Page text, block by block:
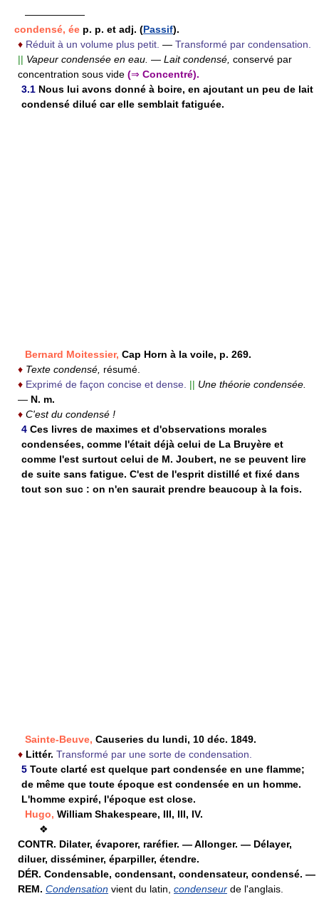
——————
condensé, ée p. p. et adj. (Passif).
♦ Réduit à un volume plus petit. — Transformé par condensation.
|| Vapeur condensée en eau. — Lait condensé, conservé par
concentration sous vide (⇒ Concentré).
3.1 Nous lui avons donné à boire, en ajoutant un peu de lait
condensé dilué car elle semblait fatiguée.
Bernard Moitessier, Cap Horn à la voile, p. 269.
♦ Texte condensé, résumé.
♦ Exprimé de façon concise et dense. || Une théorie condensée.
— N. m.
♦ C'est du condensé !
4 Ces livres de maximes et d'observations morales
condensées, comme l'était déjà celui de La Bruyère et
comme l'est surtout celui de M. Joubert, ne se peuvent lire
de suite sans fatigue. C'est de l'esprit distillé et fixé dans
tout son suc : on n'en saurait prendre beaucoup à la fois.
Sainte-Beuve, Causeries du lundi, 10 déc. 1849.
♦ Littér. Transformé par une sorte de condensation.
5 Toute clarté est quelque part condensée en une flamme;
de même que toute époque est condensée en un homme.
L'homme expiré, l'époque est close.
Hugo, William Shakespeare, III, III, IV.
❖
CONTR. Dilater, évaporer, raréfier. — Allonger. — Délayer,
diluer, disséminer, éparpiller, étendre.
DÉR. Condensable, condensant, condensateur, condensé. —
REM. Condensation vient du latin, condenseur de l'anglais.